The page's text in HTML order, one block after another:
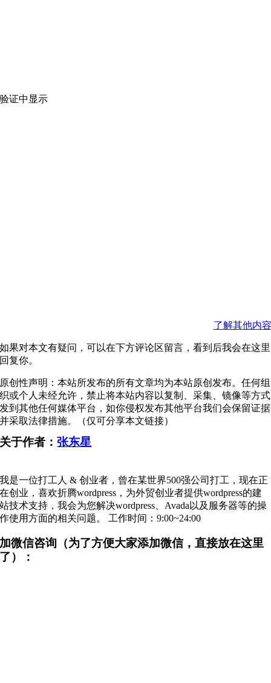
验证中显示
了解其他内容
如果对本文有疑问，可以在下方评论区留言，看到后我会在这里
回复你。
原创性声明：本站所发布的所有文章均为本站原创发布。任何组
织或个人未经允许，禁止将本站内容以复制、采集、镜像等方式
发到其他任何媒体平台，如你侵权发布其他平台我们会保留证据
并采取法律措施。（仅可分享本文链接）
关于作者：张东星
我是一位打工人 & 创业者，曾在某世界500强公司打工，现在正
在创业，喜欢折腾wordpress，为外贸创业者提供wordpress的建
站技术支持，我会为您解决wordpress、Avada以及服务器等的操
作使用方面的相关问题。 工作时间：9:00~24:00
加微信咨询（为了方便大家添加微信，直接放在这里
了）：